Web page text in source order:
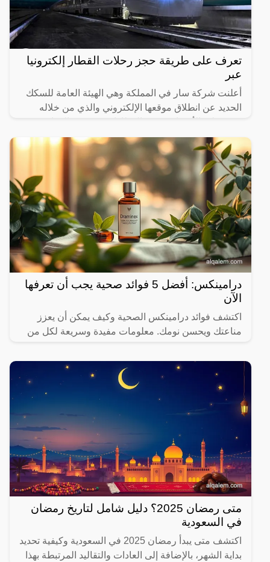
تعرف على طريقة حجز رحلات القطار إلكترونيا
عبر
أعلنت شركة سار في المملكة وهي الهيئة العامة للسكك
الحديد عن انطلاق موقعها الإلكتروني والذي من خلاله
المختلفة لها،
درامينكس: أفضل 5 فوائد صحية يجب أن تعرفها
الآن
اكتشف فوائد درامينكس الصحية وكيف يمكن أن يعزز
مناعتك ويحسن نومك. معلومات مفيدة وسريعة لكل من
متى رمضان 2025؟ دليل شامل لتاريخ رمضان
في السعودية
اكتشف متى يبدأ رمضان 2025 في السعودية وكيفية تحديد
بداية الشهر، بالإضافة إلى العادات والتقاليد المرتبطة بهذا